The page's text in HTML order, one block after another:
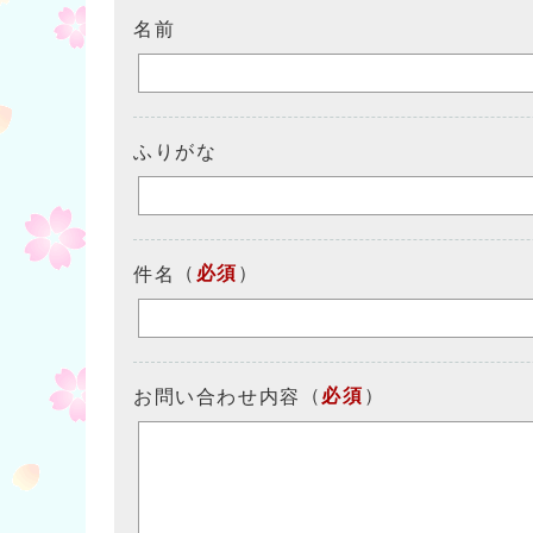
名前
ふりがな
件名 （ 必須 ）
お問い合わせ内容 （ 必須 ）